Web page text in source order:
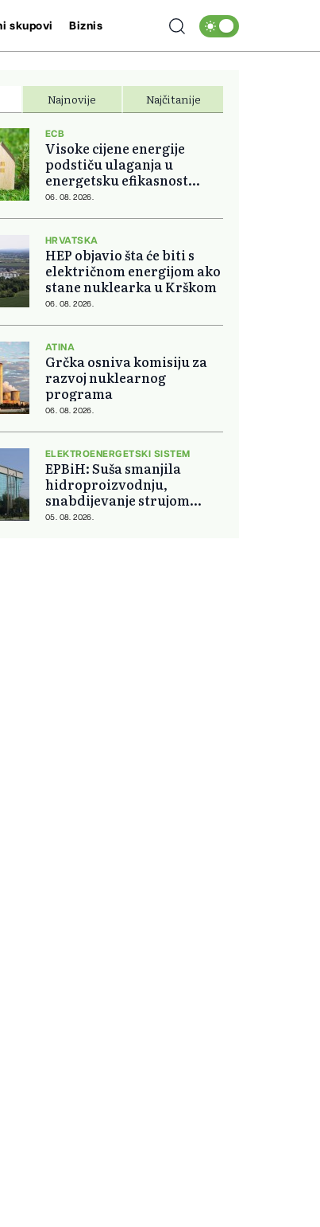
skupovi Biznis
Najnovije Najčitanije
ECB
Visoke cijene energije
podstiču ulaganja u
energetsku efikasnost
domova
06. 08. 2026.
HRVATSKA
HEP objavio šta će biti s
električnom energijom ako
stane nuklearka u Krškom
06. 08. 2026.
ATINA
Grčka osniva komisiju za
razvoj nuklearnog
programa
06. 08. 2026.
ELEKTROENERGETSKI SISTEM
EPBiH: Suša smanjila
hidroproizvodnju,
snabdijevanje strujom
ostaje stabilno
05. 08. 2026.